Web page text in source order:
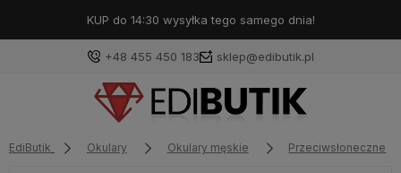
KUP do 14:30 wysyłka tego samego dnia!
+48 455 450 183 sklep@edibutik.pl
EdiButik Okulary Okulary męskie Przeciwsłoneczne